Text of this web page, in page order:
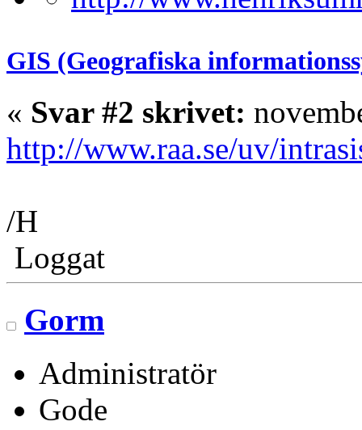
GIS (Geografiska
« Svar #2 skrivet:
http://www.raa.se/uv/
/H
Loggat
Gorm
Administratör
Gode